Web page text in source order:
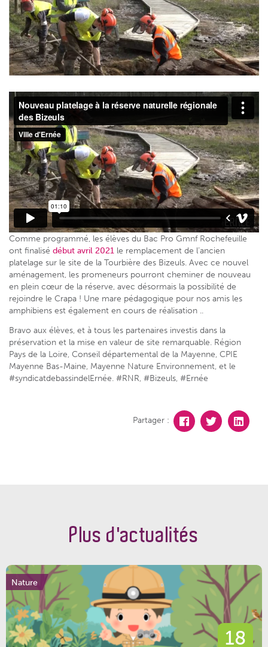
Comme programmé, les élèves du Bac Pro Gmnf Rochefeuille
ont finalisé début avril 2021 le remplacement de l’ancien
platelage sur le site de la Tourbière des Bizeuls. Avec ce nouvel
aménagement, les promeneurs pourront cheminer de nouveau
en plein cœur de la réserve, avec désormais la possibilité de
rejoindre le Crapa ! Une mare pédagogique pour nos amis les
amphibiens est également en cours de réalisation ..
Bravo aux élèves, et à tous les partenaires investis dans la
préservation et la mise en valeur de site remarquable. Région
Pays de la Loire, Conseil départemental de la Mayenne, CPIE
Mayenne Bas-Maine, Mayenne Nature Environnement, et le
#syndicatdebassindelErnée. #RNR, #Bizeuls, #Ernée
Partager :
Plus d'actualités
Nature
18